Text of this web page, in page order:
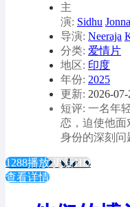
主
演: Sidhu
导演: Neeraja
分类: 爱情片
地区: 印度
年份: 2025
更新: 2026-07-
短评: 一名年
恋，迫使他面
身份的深刻问
1288播放 更新HD
查看详情